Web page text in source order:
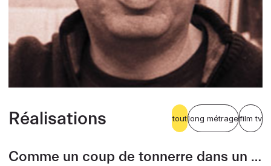
Réalisations toutlong métragefilm tv
Comme un coup de tonnerre dans un ciel sans nuage